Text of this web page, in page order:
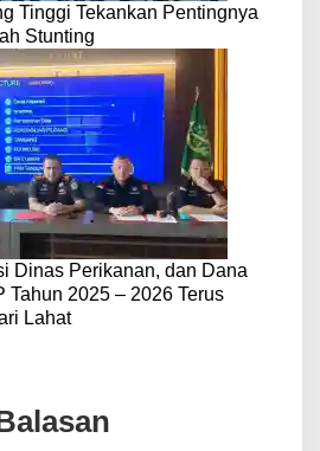
Tinggi Tekankan Pentingnya
Stunting
Dinas Perikanan, dan Dana
Tahun 2025 – 2026 Terus
Lahat